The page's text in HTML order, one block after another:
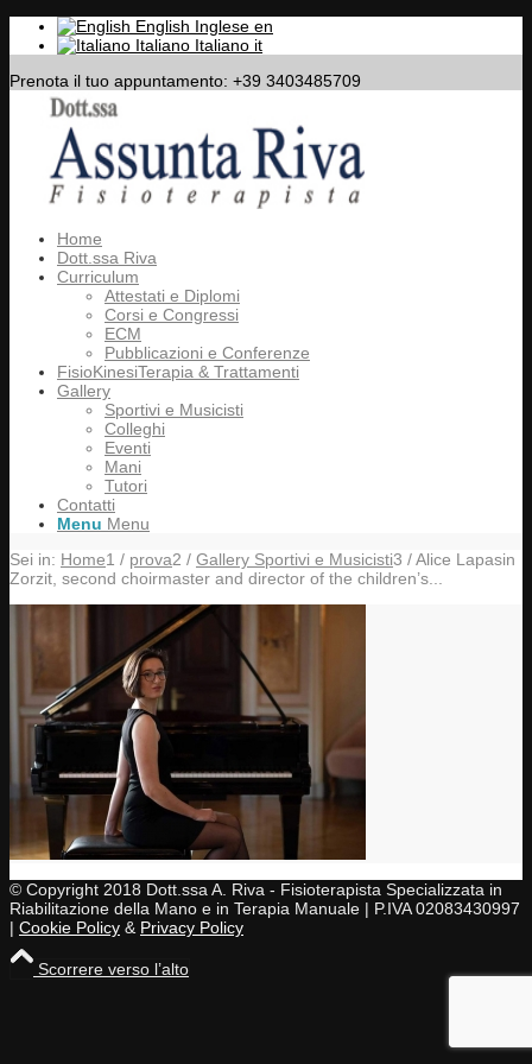
English Inglese en
Italiano Italiano it
Prenota il tuo appuntamento: +39 3403485709
Home
Dott.ssa Riva
Curriculum
Attestati e Diplomi
Corsi e Congressi
ECM
Pubblicazioni e Conferenze
FisioKinesiTerapia & Trattamenti
Gallery
Sportivi e Musicisti
Colleghi
Eventi
Mani
Tutori
Contatti
Menu Menu
Sei in: Home1 / prova2 / Gallery Sportivi e Musicisti3 /Alice Lapasin
Zorzit, second choirmaster and director of the children’s...
© Copyright 2018 Dott.ssa A. Riva - Fisioterapista Specializzata in
Riabilitazione della Mano e in Terapia Manuale | P.IVA 02083430997
| Cookie Policy & Privacy Policy
Scorrere verso l’alto